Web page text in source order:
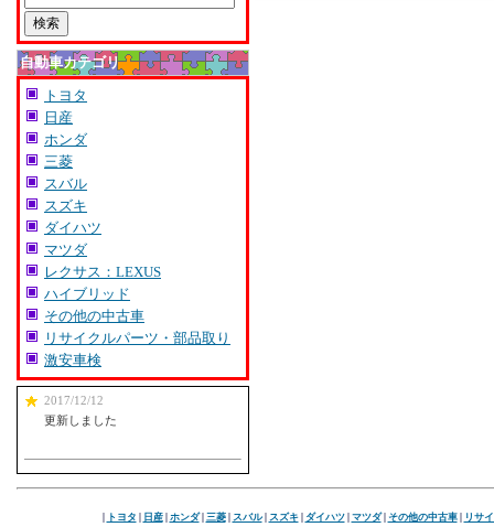
自動車カテゴリ
トヨタ
日産
ホンダ
三菱
スバル
スズキ
ダイハツ
マツダ
レクサス：LEXUS
ハイブリッド
その他の中古車
リサイクルパーツ・部品取り
激安車検
2017/12/12
更新しました
トヨタ 日産| ホンダ| 三菱| スバル| スズキ| ダイハツ| マツダ| その他の中古車| リサ